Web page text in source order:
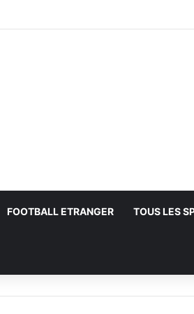
et lance le processus de succession
FOOTBALL ETRANGER TOUS LES